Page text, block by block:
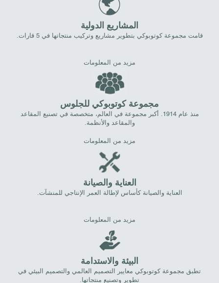
المشاريع الدولية
قامت مجموعة كوتوبوكي بتطوير مشاريع وتركيب منتجاتها في 5 قارات.
مزيد من المعلومات
مجموعة كوتوبوكي للجلوس
منذ عام 1914. أكبر مجموعة في العالم، متخصصة في تصنيع المقاعد
والمقاعد والأنظمة.
مزيد من المعلومات
العناية والصيانة
العناية والصيانة كأساس لإطالة العمر الإنتاجي للمنشآت.
مزيد من المعلومات
البيئة والاستدامة
تطبق مجموعة كوتوبوكي معايير التصميم العالمي والتصميم البيئي في
تطوير وتصنيع منتجاتها.